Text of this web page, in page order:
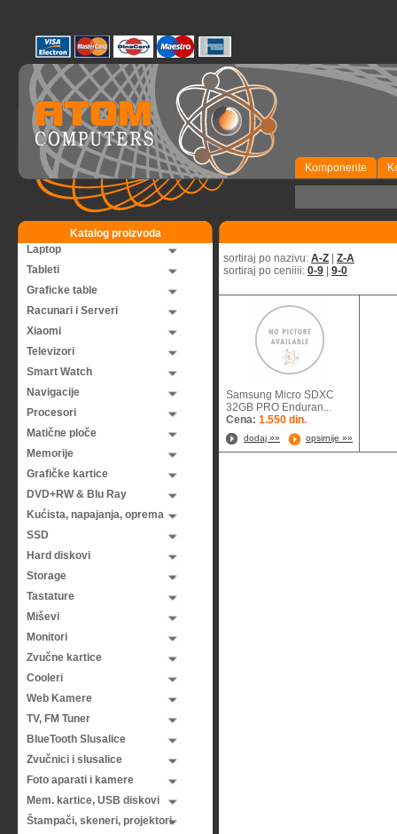
Komponente
Katalog proizvoda
Laptop
Tableti
Graficke table
Racunari i Serveri
Xiaomi
Televizori
Smart Watch
Navigacije
Procesori
Matične ploče
Memorije
Grafičke kartice
DVD+RW & Blu Ray
Kućista, napajanja, oprema
SSD
Hard diskovi
Storage
Tastature
Miševi
Monitori
Zvučne kartice
Cooleri
Web Kamere
TV, FM Tuner
BlueTooth Slusalice
Zvučnici i slusalice
Foto aparati i kamere
Mem. kartice, USB diskovi
Štampači, skeneri, projektori
sortiraj po nazivu: A-Z
Z-A
sortiraj po ceniiii: 0-9 9-0
Samsung Micro SDXC
32GB PRO Enduran...
Cena: 1.550 din.
dodaj »» opsirnije »»